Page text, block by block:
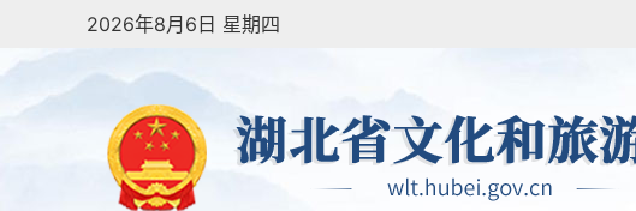
2026年8月6日 星期四